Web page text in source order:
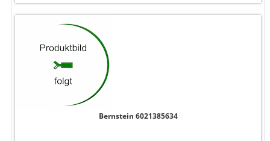
Bernstein 6021385634